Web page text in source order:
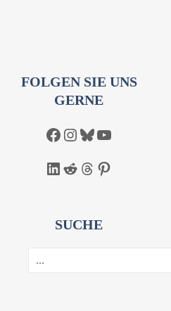
FOLGEN SIE UNS
GERNE
Facebook Instagram Bluesky YouTube
LinkedIn Reddit Threads Pinterest
SUCHE